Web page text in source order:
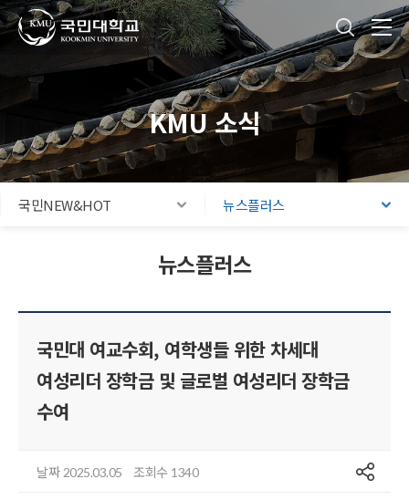
주메뉴 바로가기
본문내용 바로가기
푸터 바로가기
국민대학교
KMU 소식
국민NEW&HOT 뉴스플러스
뉴스플러스
국민대 여교수회, 여학생들 위한 차세대
여성리더 장학금 및 글로벌 여성리더 장학금
수여
날짜 2025.03.05 조회수 1340 공유